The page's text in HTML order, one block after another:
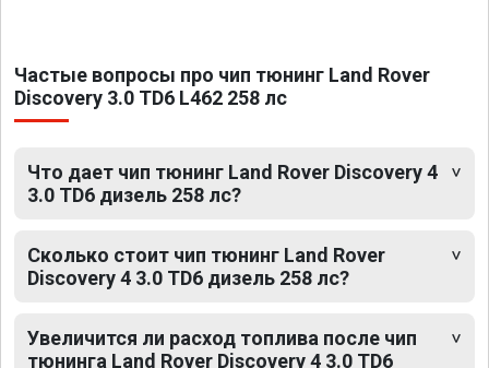
Частые вопросы про чип тюнинг Land Rover
Discovery 3.0 TD6 L462 258 лс
Что дает чип тюнинг Land Rover Discovery 4
3.0 TD6 дизель 258 лс?
Сколько стоит чип тюнинг Land Rover
Discovery 4 3.0 TD6 дизель 258 лс?
Увеличится ли расход топлива после чип
тюнинга Land Rover Discovery 4 3.0 TD6